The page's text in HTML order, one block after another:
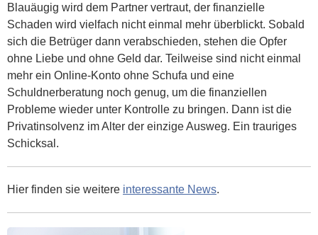
Blauäugig wird dem Partner vertraut, der finanzielle
Schaden wird vielfach nicht einmal mehr überblickt. Sobald
sich die Betrüger dann verabschieden, stehen die Opfer
ohne Liebe und ohne Geld dar. Teilweise sind nicht einmal
mehr ein Online-Konto ohne Schufa und eine
Schuldnerberatung noch genug, um die finanziellen
Probleme wieder unter Kontrolle zu bringen. Dann ist die
Privatinsolvenz im Alter der einzige Ausweg. Ein trauriges
Schicksal.
Hier finden sie weitere interessante News.